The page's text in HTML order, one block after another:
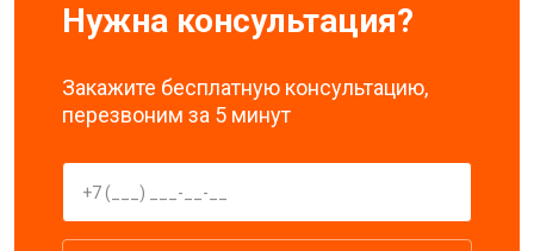
Нужна консультация?
Закажите бесплатную консультацию,
перезвоним за 5 минут